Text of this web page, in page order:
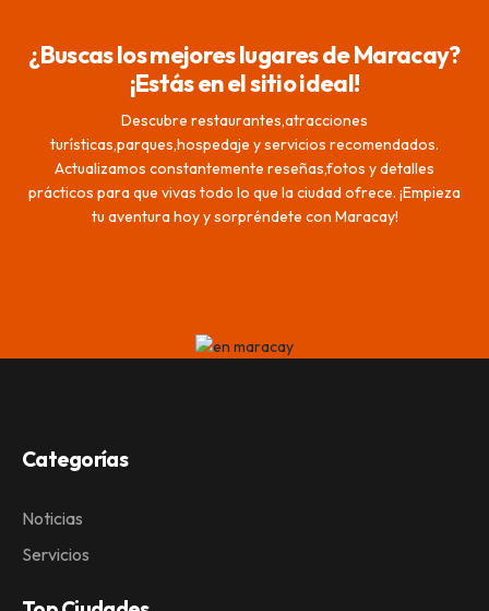
¿Buscas los mejores lugares de Maracay?
¡Estás en el sitio ideal!
Descubre restaurantes,atracciones
turísticas,parques,hospedaje y servicios recomendados.
Actualizamos constantemente reseñas,fotos y detalles
prácticos para que vivas todo lo que la ciudad ofrece. ¡Empieza
tu aventura hoy y sorpréndete con Maracay!
Categorías
Noticias
Servicios